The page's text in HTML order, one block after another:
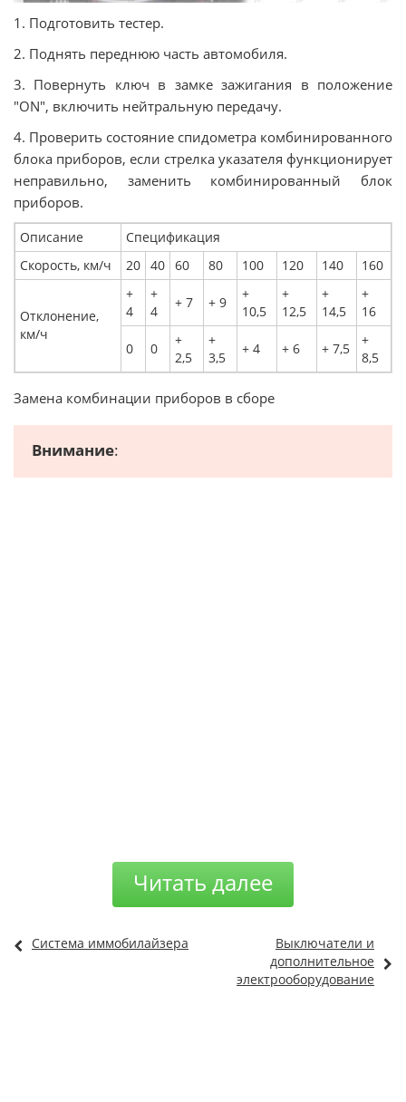
1. Подготовить тестер.
2. Поднять переднюю часть автомобиля.
3. Повернуть ключ в замке зажигания в положение
"ON", включить нейтральную передачу.
4. Проверить состояние спидометра комбинированного
блока приборов, если стрелка указателя функционирует
неправильно, заменить комбинированный блок
приборов.
Описание
Спецификация
Скорость, км/ч
20 40 60 80 100 120 140 160
Отклонение,
км/ч
+
4
+
4
+ 7 + 9
+
10,5
+
12,5
+
14,5
+
16
0 0
+
2,5
+
3,5
+ 4 + 6 + 7,5
+
8,5
Замена комбинации приборов в сборе
Внимание:
Читать далее
Система иммобилайзера
Выключатели и
дополнительное
электрооборудование